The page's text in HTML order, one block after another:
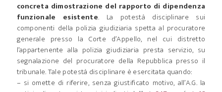
concreta dimostrazione del rapporto di dipendenza
funzionale esistente. La potestà disciplinare sui
componenti della polizia giudiziaria spetta al procuratore
generale presso la Corte d’Appello, nel cui distretto
l’appartenente alla polizia giudiziaria presta servizio, su
segnalazione del procuratore della Repubblica presso il
tribunale. Tale potestà disciplinare è esercitata quando:
– si omette di riferire, senza giustificato motivo, all’A.G. la